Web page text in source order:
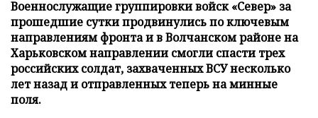
Военнослужащие группировки войск «Север» за
прошедшие сутки продвинулись по ключевым
направлениям фронта и в Волчанском районе на
Харьковском направлении смогли спасти трех
российских солдат, захваченных ВСУ несколько
лет назад и отправленных теперь на минные
поля.